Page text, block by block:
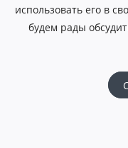
использовать его в
будем рады